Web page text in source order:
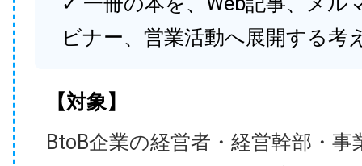
ビナー、営業活動へ展開する考
【対象】
BtoB企業の経営者・経営幹部・事